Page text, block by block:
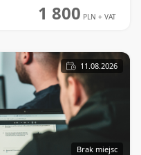
1 800 PLN + VAT
11.08.2026
Brak miejsc